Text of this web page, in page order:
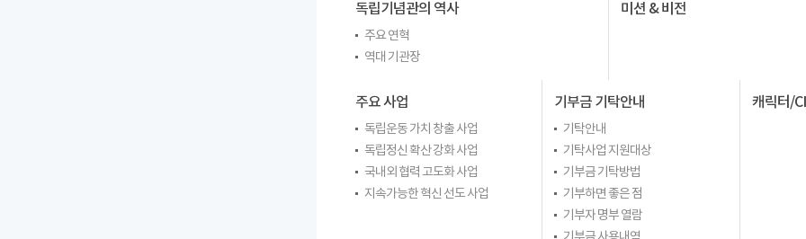
독립기념관의 역사
주요 연혁
역대 기관장
미션 & 비전
주요 사업
독립운동 가치 창출 사업
독립정신 확산 강화 사업
국내외 협력 고도화 사업
지속가능한 혁신 선도 사업
기부금 기탁안내
기탁안내
기탁사업 지원대상
기부금 기탁방법
기부하면 좋은 점
기부자 명부 열람
캐릭터/